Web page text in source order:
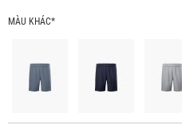
MÀU KHÁC*